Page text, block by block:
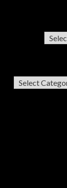
Categories